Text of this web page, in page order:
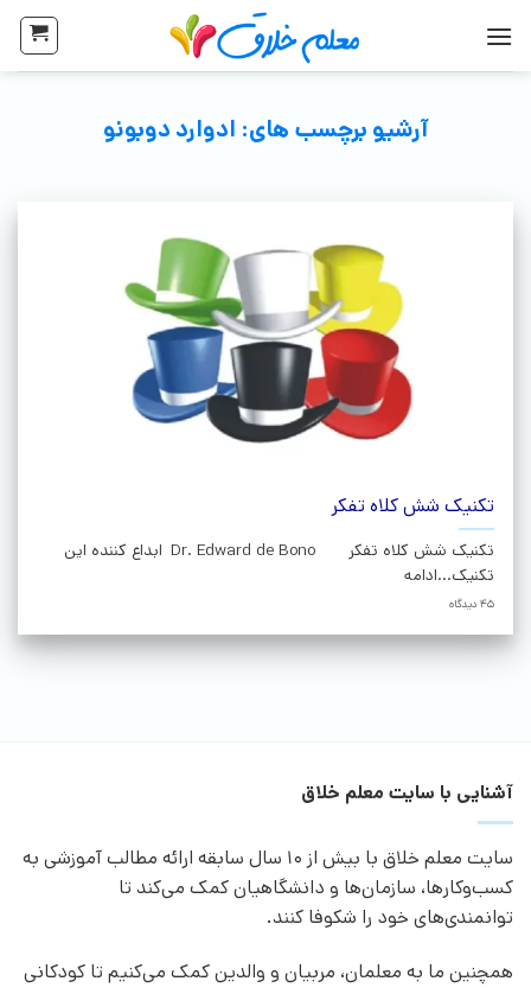
آرشیو برچسب های: ادوارد دوبونو
تکنیک شش کلاه تفکر
تکنیک شش کلاه تفکر Dr. Edward de Bono ابداع کننده این
تکنیک...ادامه
45 دیدگاه
آشنایی با سایت معلم خلاق
سایت معلم خلاق با بیش از 10 سال سابقه ارائه مطالب آموزشی به
کسب‌وکارها، سازمان‌ها و دانشگاهیان کمک می‌کند تا
توانمندی‌های خود را شکوفا کنند.
همچنین ما به معلمان، مربیان و والدین کمک می‌کنیم تا کودکانی